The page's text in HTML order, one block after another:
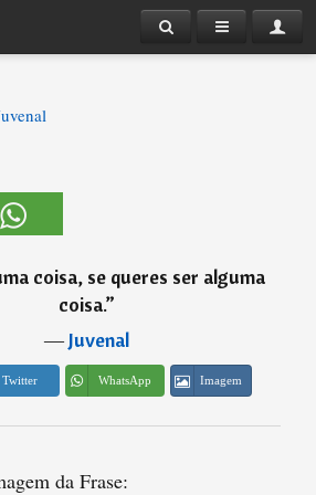
coisa, se queres ser alguma
coisa.”
―Juvenal
Twitter WhatsApp Imagem
da Frase: